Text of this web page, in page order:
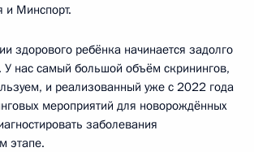
Минспорт.
здорового ребёнка начинается задолго
У нас самый большой объём скринингов,
и реализованный уже с 2022 года
мероприятий для новорождённых
заболевания
этапе.